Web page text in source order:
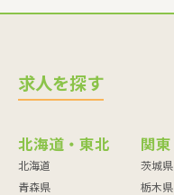
求人を探す
北海道・東北
北海道
青森県
関東
茨城県
栃木県